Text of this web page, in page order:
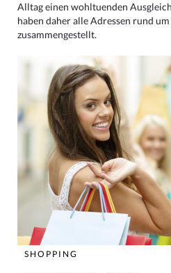
Alltag einen wohltuenden
haben daher alle Adressen rund
zusammengestellt.
SHOPPING